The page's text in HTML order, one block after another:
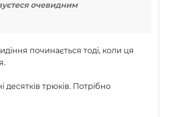
очевидним
починається тоді, коли ця
трюків. Потрібно